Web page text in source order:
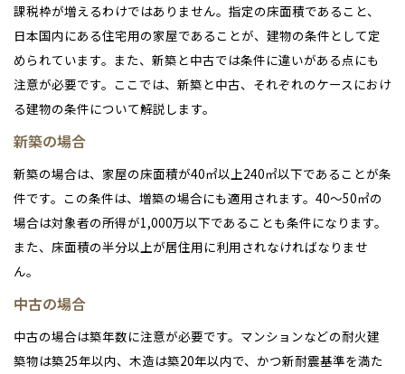
課税枠が増えるわけではありません。指定の床面積であること、
日本国内にある住宅用の家屋であることが、建物の条件として定
められています。また、新築と中古では条件に違いがある点にも
注意が必要です。ここでは、新築と中古、それぞれのケースにおけ
る建物の条件について解説します。
新築の場合
新築の場合は、家屋の床面積が40㎡以上240㎡以下であることが条
件です。この条件は、増築の場合にも適用されます。40～50㎡の
場合は対象者の所得が1,000万以下であることも条件になります。
また、床面積の半分以上が居住用に利用されなければなりませ
ん。
中古の場合
中古の場合は築年数に注意が必要です。マンションなどの耐火建
築物は築25年以内、木造は築20年以内で、かつ新耐震基準を満た